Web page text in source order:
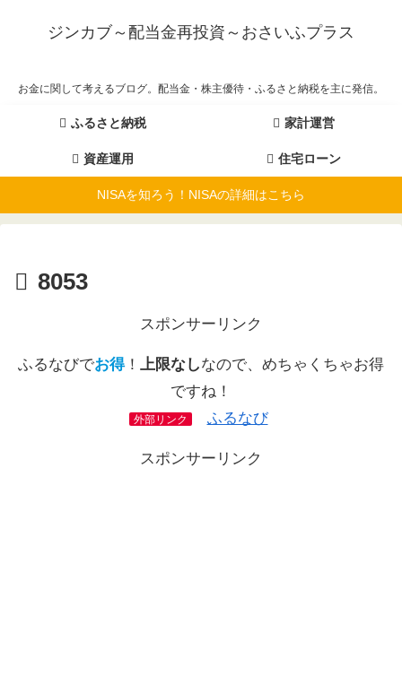
ジンカブ～配当金再投資～おさいふプラス
お金に関して考えるブログ。配当金・株主優待・ふるさと納税を主に発信。
ふるさと納税 家計運営
資産運用 住宅ローン
NISAを知ろう！NISAの詳細はこちら
8053
スポンサーリンク
ふるなびでお得！ 上限なしなので、めちゃくちゃお得
ですね！
外部リンク ふるなび
スポンサーリンク